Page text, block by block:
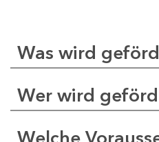
Was wird
Wer wird
Welche